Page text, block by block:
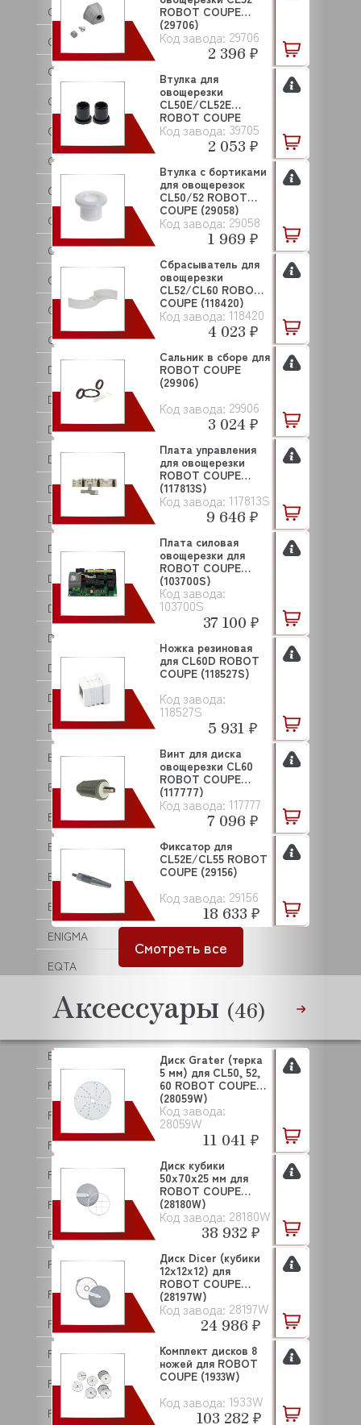
COMENDA
COMPACK
CONVITO
CONVOTHERM
COOL COMPACT
COOLEQ
CRAZY PAN
CREM
CRYSPI
CUCKOO
CUNILL
CUPPONE
DANLER
DANUBE
DE VECCHI
DEBAG
DELL ORO
DERBY
DIHR
DIRMAK
DISTFORM
DOLPHIN
DOMINATOR
DRY AGER
DYNAMIC
EKSI
ELECTROLUX (ZANUSSI)
ELETTROBAR
ELFRAMO
EMMEPI
EMPERO
ENIGMA
EQTA
EURAST
EVEREST
FABRISTEEL
FAEMA
FAGOR
FAMA
FEUMA
FIAMMA
FIMAR
FIORENZATO
FLAMEMAX
FLAMIC
FM INDUSTRIAL
FOINOX
Код завода: 29706
ROBOT COUPE
(29706)
2 396 ₽
Код завода: 39705
Втулка для
овощерезки
CL50E/CL52E
ROBOT COUPE
(39705)
2 053 ₽
Код завода: 29058
Втулка с бортиками
для овощерезок
CL50/52 ROBOT
COUPE (29058)
1 969 ₽
Код завода: 118420
Сбрасыватель для
овощерезки
CL52/CL60 ROBOT
COUPE (118420)
4 023 ₽
Код завода: 29906
Сальник в сборе для
ROBOT COUPE
(29906)
3 024 ₽
Код завода: 117813S
Плата управления
для овощерезки
ROBOT COUPE
(117813S)
9 646 ₽
Код завода:
103700S
Плата силовая
овощерезки для
ROBOT COUPE
(103700S)
37 100 ₽
Код завода:
118527S
Ножка резиновая
для CL60D ROBOT
COUPE (118527S)
5 931 ₽
Код завода: 117777
Винт для диска
овощерезки CL60
ROBOT COUPE
(117777)
7 096 ₽
Код завода: 29156
Фиксатор для
CL52E/CL55 ROBOT
COUPE (29156)
18 633 ₽
Смотреть все
Аксессуары (46)
Код завода:
28059W
Диск Grater (терка
5 мм) для CL50, 52,
60 ROBOT COUPE
(28059W)
11 041 ₽
Код завода: 28180W
Диск кубики
50х70x25 мм для
ROBOT COUPE
(28180W)
38 932 ₽
Код завода: 28197W
Диск Dicer (кубики
12х12х12) для
ROBOT COUPE
(28197W)
24 986 ₽
Код завода: 1933W
Комплект дисков 8
ножей для ROBOT
COUPE (1933W)
103 282 ₽